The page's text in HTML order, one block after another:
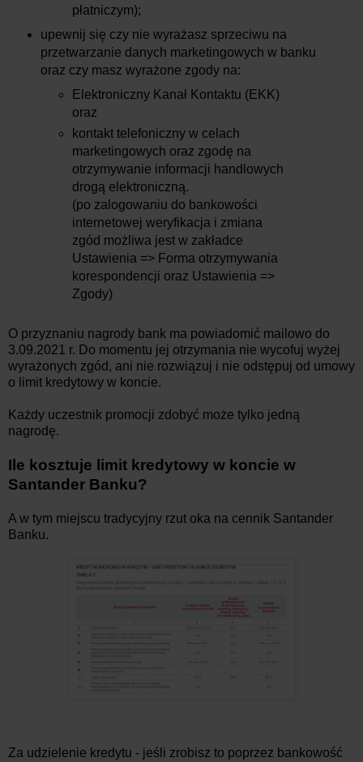
płatniczym);
upewnij się czy nie wyrażasz sprzeciwu na
przetwarzanie danych marketingowych w banku
oraz czy masz wyrażone zgody na:
Elektroniczny Kanał Kontaktu (EKK)
oraz
kontakt telefoniczny w celach
marketingowych oraz zgodę na
otrzymywanie informacji handlowych
drogą elektroniczną.
(po zalogowaniu do bankowości
internetowej weryfikacja i zmiana
zgód możliwa jest w zakładce
Ustawienia => Forma otrzymywania
korespondencji oraz Ustawienia =>
Zgody)
O przyznaniu nagrody bank ma powiadomić mailowo do
3.09.2021 r. Do momentu jej otrzymania nie wycofuj wyżej
wyrażonych zgód, ani nie rozwiązuj i nie odstępuj od umowy
o limit kredytowy w koncie.
Każdy uczestnik promocji zdobyć może tylko jedną
nagrodę.
Ile kosztuje limit kredytowy w koncie w
Santander Banku?
A w tym miejscu tradycyjny rzut oka na cennik Santander
Banku.
Za udzielenie kredytu - jeśli zrobisz to poprzez bankowość